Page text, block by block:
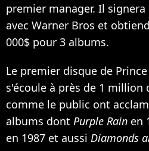
premier manager. Il
avec Warner Bros et
000$ pour 3 albums.
Le premier disque de
s'écoule à près de 1 million
comme le public ont
albums dont Purple Rain en
en 1987 et aussi Diamonds